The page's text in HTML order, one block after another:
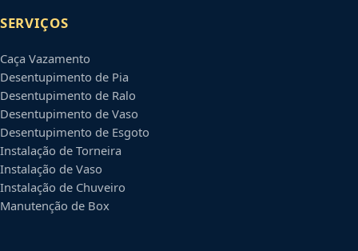
SERVIÇOS
Caça Vazamento
Desentupimento de Pia
Desentupimento de Ralo
Desentupimento de Vaso
Desentupimento de Esgoto
Instalação de Torneira
Instalação de Vaso
Instalação de Chuveiro
Manutenção de Box